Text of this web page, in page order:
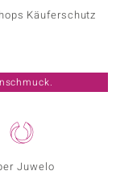
Juwelo
Käuferschutz